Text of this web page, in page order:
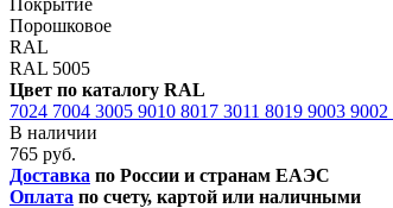
Порошковое
RAL
RAL 5005
Цвет по каталогу RAL
7024 7004 3005 9010 8017 3011 8019 9003 9002
В наличии
765 руб.
Доставка по России и странам ЕАЭС
Оплата по счету, картой или наличными